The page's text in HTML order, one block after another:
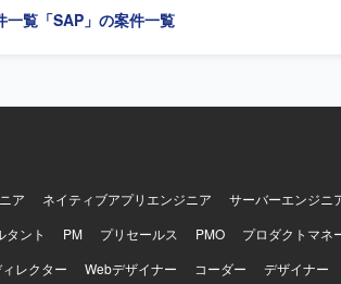
境での業務となります。
一覧 「SAP」の案件一覧
ア ネイティブアプリエンジニア サーバーエンジニ
タント PM プリセールス PMO プロダクトマネ
レクター Webデザイナー コーダー デザイナー